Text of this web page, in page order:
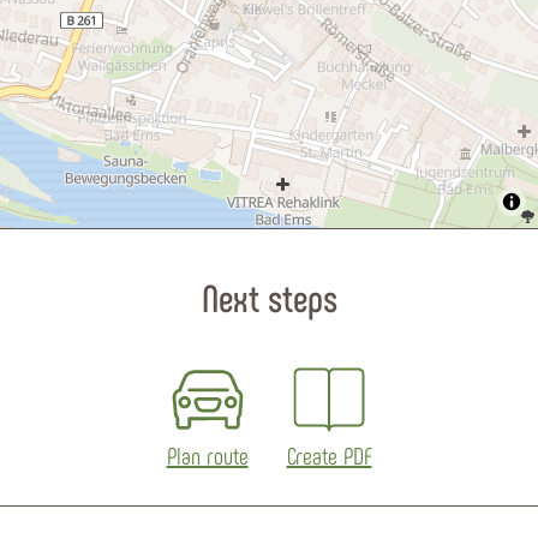
Next steps
Plan route Create PDF